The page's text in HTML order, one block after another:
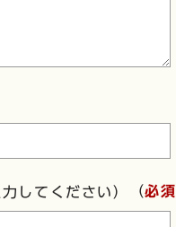
してください） （必須